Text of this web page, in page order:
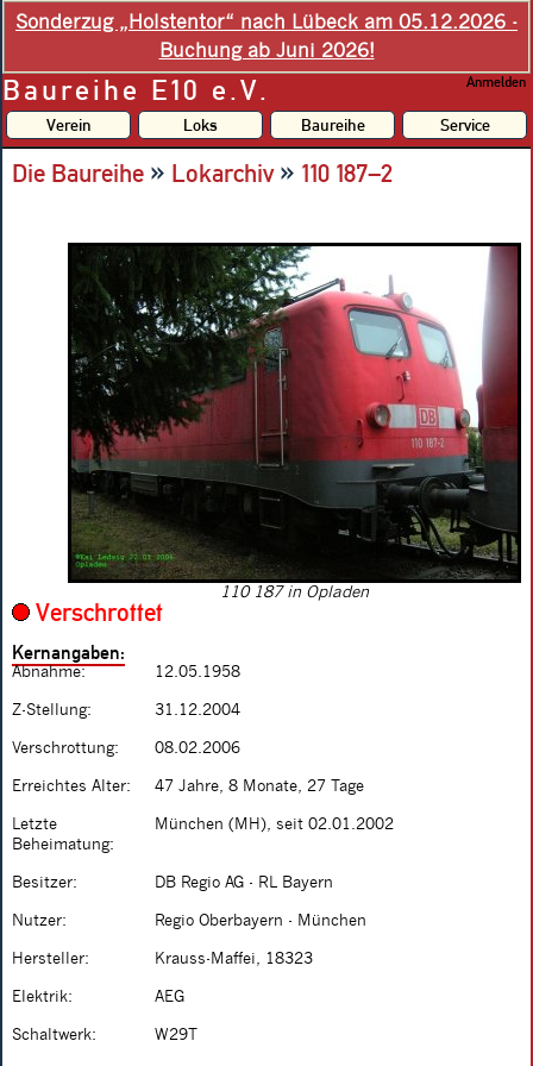
Sonderzug „Holstentor“ nach Lübeck am 05.12.2026 -
Buchung ab Juni 2026!
Baureihe E10 e.V. Anmelden
Verein Loks Baureihe Service
Die Baureihe » Lokarchiv» 110 187–2
110 187 in Opladen
Verschrottet
Kernangaben:
Abnahme: 12.05.1958
Z-Stellung: 31.12.2004
Verschrottung: 08.02.2006
Erreichtes Alter: 47 Jahre, 8 Monate, 27 Tage
Letzte
Beheimatung:
München (MH), seit 02.01.2002
Besitzer: DB Regio AG - RL Bayern
Nutzer: Regio Oberbayern - München
Hersteller: Krauss-Maffei, 18323
Elektrik: AEG
Schaltwerk: W29T